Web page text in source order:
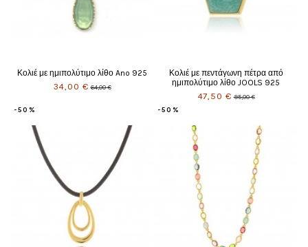
Κολιέ με ημιπολύτιμο λίθο Ano 925
34,00 € 64,00 €
Κολιέ με πεντάγωνη πέτρα από
ημιπολύτιμο λίθο JOOLS 925
47,50 € 95,00 €
-50% -50%